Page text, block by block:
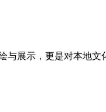
展示，更是对本地